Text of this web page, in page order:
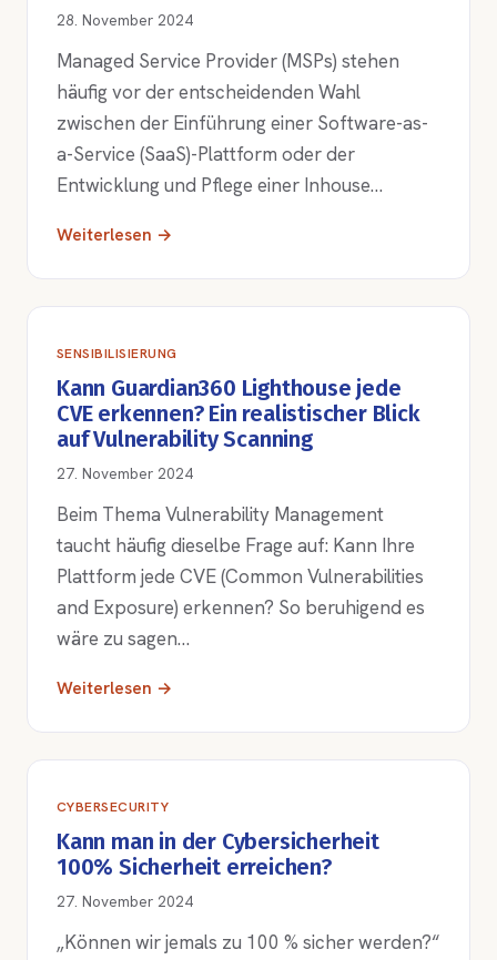
28. November 2024
Managed Service Provider (MSPs) stehen
häufig vor der entscheidenden Wahl
zwischen der Einführung einer Software-as-
a-Service (SaaS)-Plattform oder der
Entwicklung und Pflege einer Inhouse…
Weiterlesen →
SENSIBILISIERUNG
Kann Guardian360 Lighthouse jede
CVE erkennen? Ein realistischer Blick
auf Vulnerability Scanning
27. November 2024
Beim Thema Vulnerability Management
taucht häufig dieselbe Frage auf: Kann Ihre
Plattform jede CVE (Common Vulnerabilities
and Exposure) erkennen? So beruhigend es
wäre zu sagen…
Weiterlesen →
CYBERSECURITY
Kann man in der Cybersicherheit
100% Sicherheit erreichen?
27. November 2024
„Können wir jemals zu 100 % sicher werden?“